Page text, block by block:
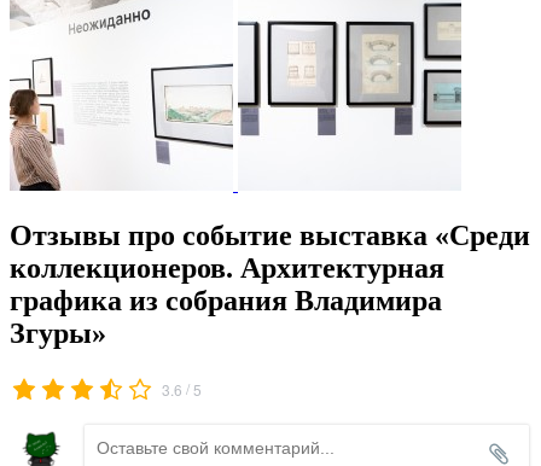
Отзывы про событие выставка «Среди
коллекционеров. Архитектурная
графика из собрания Владимира
Згуры»
3.6 / 5